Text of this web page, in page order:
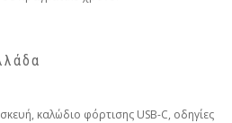
καλώδιο φόρτισης USB-C, οδηγίες